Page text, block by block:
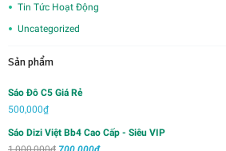
Tin Tức Hoạt Động
Uncategorized
Sản phẩm
Sáo Đô C5 Giá Rẻ
500,000₫
Sáo Dizi Việt Bb4 Cao Cấp - Siêu VIP
Giá
Giá